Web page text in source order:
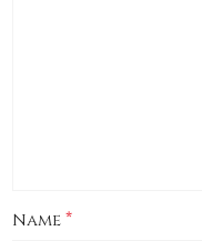
Name*